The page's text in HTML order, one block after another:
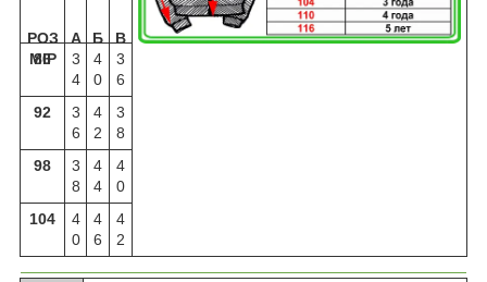
РОЗ
МІР
А Б
В
86
3
4
4
0
3
6
92
3
6
4
2
3
8
98
3
8
4
4
4
0
104
4
0
4
6
4
2